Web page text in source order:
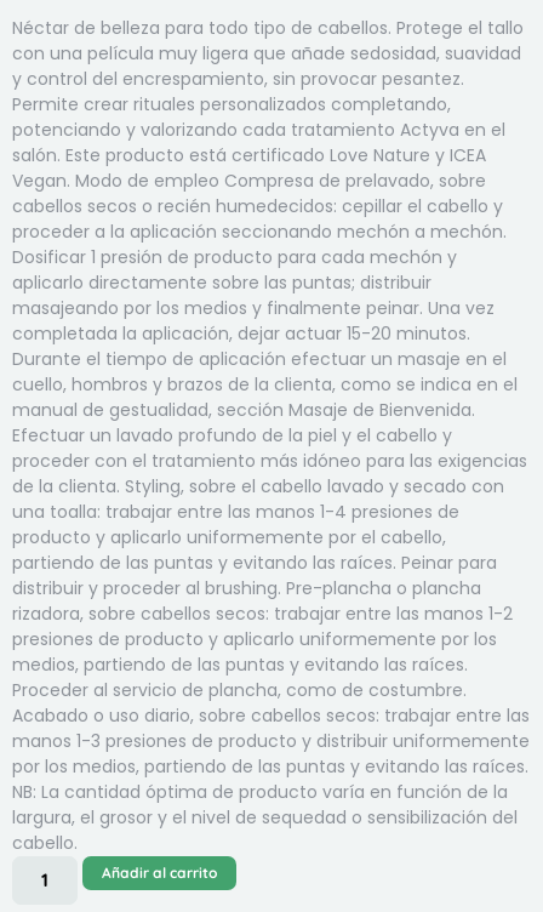
Néctar de belleza para todo tipo de cabellos. Protege el tallo
con una película muy ligera que añade sedosidad, suavidad
y control del encrespamiento, sin provocar pesantez.
Permite crear rituales personalizados completando,
potenciando y valorizando cada tratamiento Actyva en el
salón. Este producto está certificado Love Nature y ICEA
Vegan. Modo de empleo Compresa de prelavado, sobre
cabellos secos o recién humedecidos: cepillar el cabello y
proceder a la aplicación seccionando mechón a mechón.
Dosificar 1 presión de producto para cada mechón y
aplicarlo directamente sobre las puntas; distribuir
masajeando por los medios y finalmente peinar. Una vez
completada la aplicación, dejar actuar 15-20 minutos.
Durante el tiempo de aplicación efectuar un masaje en el
cuello, hombros y brazos de la clienta, como se indica en el
manual de gestualidad, sección Masaje de Bienvenida.
Efectuar un lavado profundo de la piel y el cabello y
proceder con el tratamiento más idóneo para las exigencias
de la clienta. Styling, sobre el cabello lavado y secado con
una toalla: trabajar entre las manos 1-4 presiones de
producto y aplicarlo uniformemente por el cabello,
partiendo de las puntas y evitando las raíces. Peinar para
distribuir y proceder al brushing. Pre-plancha o plancha
rizadora, sobre cabellos secos: trabajar entre las manos 1-2
presiones de producto y aplicarlo uniformemente por los
medios, partiendo de las puntas y evitando las raíces.
Proceder al servicio de plancha, como de costumbre.
Acabado o uso diario, sobre cabellos secos: trabajar entre las
manos 1-3 presiones de producto y distribuir uniformemente
por los medios, partiendo de las puntas y evitando las raíces.
NB: La cantidad óptima de producto varía en función de la
largura, el grosor y el nivel de sequedad o sensibilización del
cabello.
Añadir al carrito